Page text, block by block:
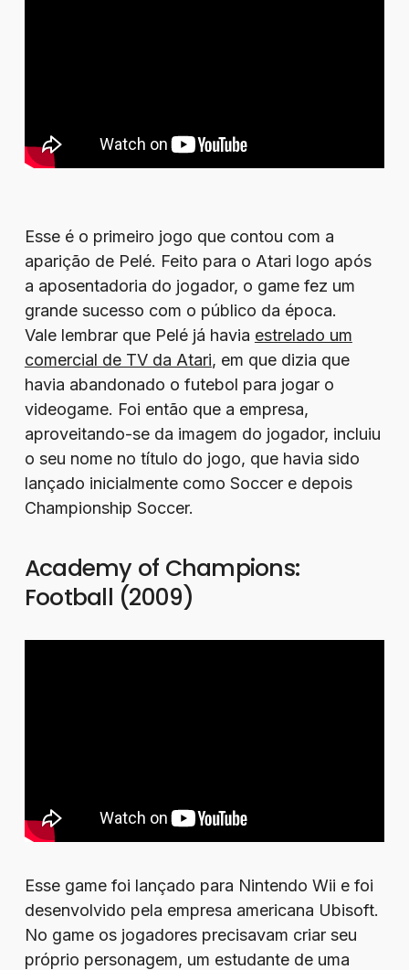
Esse é o primeiro jogo que contou com a
aparição de Pelé. Feito para o Atari logo após
a aposentadoria do jogador, o game fez um
grande sucesso com o público da época.
Vale lembrar que Pelé já havia estrelado um
comercial de TV da Atari, em que dizia que
havia abandonado o futebol para jogar o
videogame. Foi então que a empresa,
aproveitando-se da imagem do jogador, incluiu
o seu nome no título do jogo, que havia sido
lançado inicialmente como Soccer e depois
Championship Soccer.
Academy of Champions:
Football (2009)
Esse game foi lançado para Nintendo Wii e foi
desenvolvido pela empresa americana Ubisoft.
No game os jogadores precisavam criar seu
próprio personagem, um estudante de uma